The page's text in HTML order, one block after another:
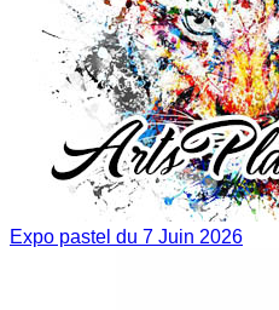
Expo pastel du 7 Juin 2026